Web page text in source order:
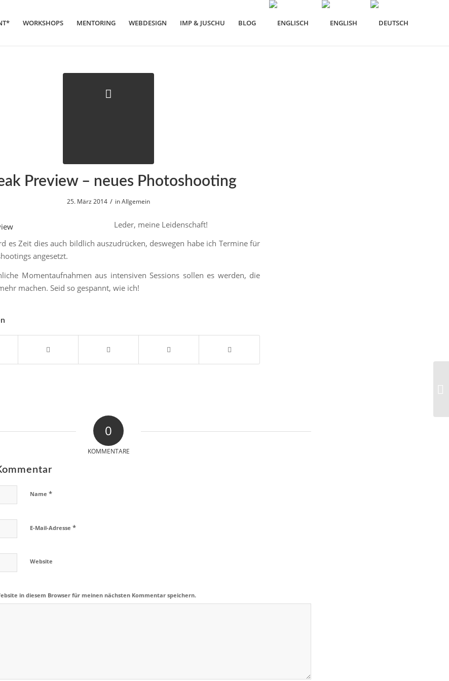
WORKSHOPS MENTORING WEBDESIGN IMP & JUSCHU BLOG
Preview – neues Photoshooting
25. März 2014 / inAllgemein
Leder, meine Leidenschaft!
es Zeit dies auch bildlich auszudrücken, deswegen habe ich Termine für
angesetzt.
Momentaufnahmen aus intensiven Sessions sollen es werden, die
machen. Seid so gespannt, wie ich!
0
KOMMENTARE
Name *
E-Mail-Adresse *
Website
in diesem Browser für meinen nächsten Kommentar speichern.